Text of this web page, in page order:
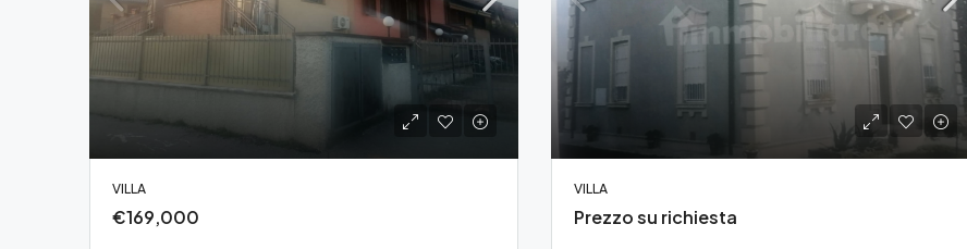
VILLA
€169,000
VILLA
Prezzo su richiesta
Prezzo riservato